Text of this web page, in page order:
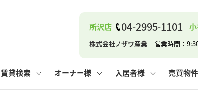
所沢店 04-2995-1101
株式会社ノザワ産業 営業時間：
賃貸検索 オーナー様 入居者様 売買物件
よくある質問 相続
店 ピタットハウス新所沢店